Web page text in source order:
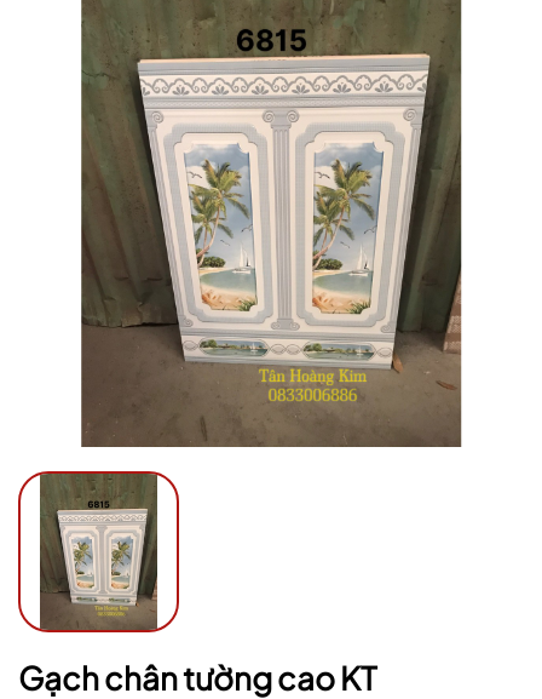
Gạch chân tường cao KT
Mã giảm giá:
Ngày hết hạn: